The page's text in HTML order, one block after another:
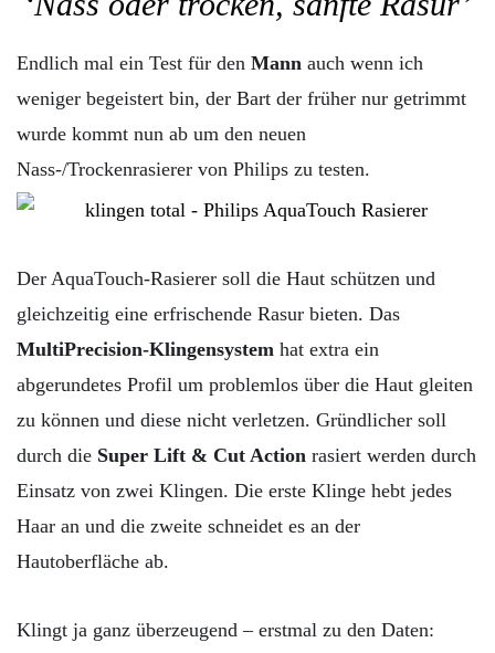
Endlich mal ein Test für den Mann auch wenn ich
weniger begeistert bin, der Bart der früher nur getrimmt
wurde kommt nun ab um den neuen
Nass-/Trockenrasierer von Philips zu testen.
Der AquaTouch-Rasierer soll die Haut schützen und
gleichzeitig eine erfrischende Rasur bieten. Das
MultiPrecision-Klingensystem hat extra ein
abgerundetes Profil um problemlos über die Haut gleiten
zu können und diese nicht verletzen. Gründlicher soll
durch die Super Lift & Cut Action rasiert werden durch
Einsatz von zwei Klingen. Die erste Klinge hebt jedes
Haar an und die zweite schneidet es an der
Hautoberfläche ab.
Klingt ja ganz überzeugend – erstmal zu den Daten: